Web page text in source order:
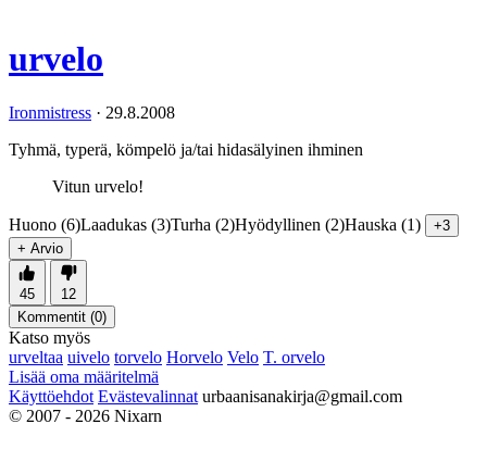
urvelo
Ironmistress · 29.8.2008
Tyhmä, typerä, kömpelö ja/tai hidasälyinen ihminen
Vitun urvelo!
Huono (6)Laadukas (3)Turha (2)Hyödyllinen (2)Hauska (1)
+3
+ Arvio
45
12
Kommentit (0)
Katso myös
urveltaa uivelo torvelo Horvelo Velo T. orvelo
Lisää oma määritelmä
Käyttöehdot Evästevalinnat urbaanisanakirja@gmail.com
© 2007 - 2026 Nixarn